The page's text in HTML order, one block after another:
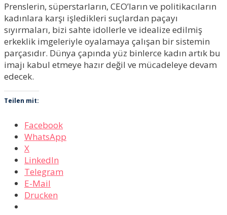
Prenslerin, süperstarların, CEO’ların ve politikacıların
kadınlara karşı işledikleri suçlardan paçayı
sıyırmaları, bizi sahte idollerle ve idealize edilmiş
erkeklik imgeleriyle oyalamaya çalışan bir sistemin
parçasıdır. Dünya çapında yüz binlerce kadın artık bu
imajı kabul etmeye hazır değil ve mücadeleye devam
edecek.
Teilen mit:
Facebook
WhatsApp
X
LinkedIn
Telegram
E-Mail
Drucken